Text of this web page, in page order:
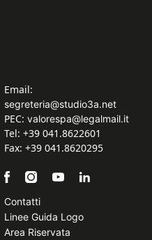
Email:
segreteria@studio3a.net
PEC: valorespa@legalmail.it
Tel: +39 041.8622601
Fax: +39 041.8620295
Contatti
Linee Guida Logo
Area Riservata